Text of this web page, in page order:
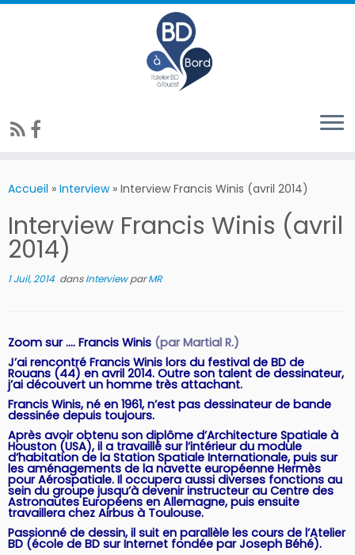
Accueil » Interview » Interview Francis Winis (avril 2014)
Interview Francis Winis (avril
2014)
1 Juil, 2014 dansInterviewparMR
Zoom sur …. Francis Winis (par Martial R.)
J’ai rencontré Francis Winis lors du festival de BD de
Rouans (44) en avril 2014. Outre son talent de dessinateur,
j’ai découvert un homme très attachant.
Francis Winis, né en 1961, n’est pas dessinateur de bande
dessinée depuis toujours.
Après avoir obtenu son diplôme d’Architecture Spatiale à
Houston (USA), il a travaillé sur l’intérieur du module
d’habitation de la Station Spatiale Internationale, puis sur
les aménagements de la navette européenne Hermès
pour Aérospatiale. Il occupera aussi diverses fonctions au
sein du groupe jusqu’à devenir instructeur au Centre des
Astronautes Européens en Allemagne, puis ensuite
travaillera chez Airbus à Toulouse.
Passionné de dessin, il suit en parallèle les cours de l’Atelier
BD (école de BD sur Internet fondée par Joseph Béhé).